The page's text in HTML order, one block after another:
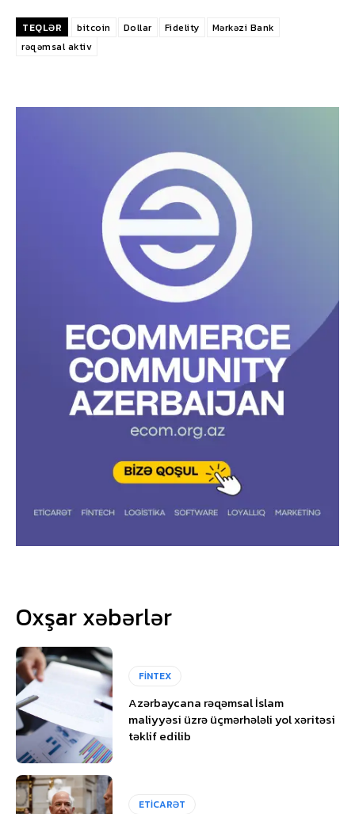
TEQLƏR bitcoin Dollar Fidelity
Mərkəzi Bank
rəqəmsal aktiv
Oxşar xəbərlər
FİNTEX
Azərbaycana rəqəmsal İslam
maliyyəsi üzrə üçmərhələli yol xəritəsi
təklif edilib
ETİCARƏT